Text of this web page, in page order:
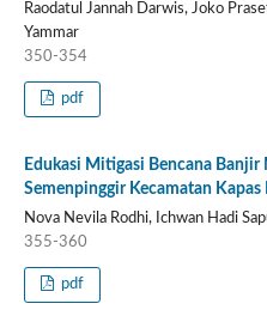
Raodatul Jannah Darwis, Joko
Yammar
350-354
pdf
Edukasi Mitigasi Bencana Banjir
Semenpinggir Kecamatan
Nova Nevila Rodhi, Ichwan Hadi
355-360
pdf